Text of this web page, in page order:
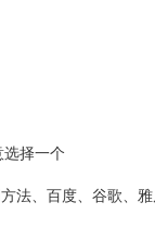
择一个
、百度、谷歌、雅